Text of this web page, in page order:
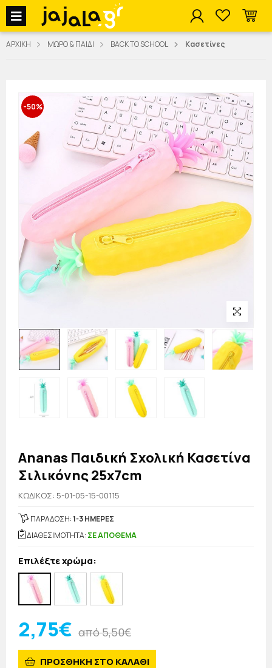
jajala Menu
ΑΡΧΙΚΗ ΜΩΡΟ & ΠΑΙΔΙ BACK TO SCHOOL Κασετίνες
-50%
Ananas Παιδική Σχολική Κασετίνα
Σιλικόνης 25x7cm
KΩΔΙΚΟΣ: 5-01-05-15-00115
ΠΑΡΑΔΟΣΗ:1-3 ΗΜΕΡΕΣ
ΔΙΑΘΕΣΙΜΟΤΗΤΑ: ΣΕ ΑΠΟΘΕΜΑ
Επιλέξτε χρώμα:
2,75€ από 5,50€
ΠΡΟΣΘΗΚΗ ΣΤΟ ΚΑΛΑΘΙ